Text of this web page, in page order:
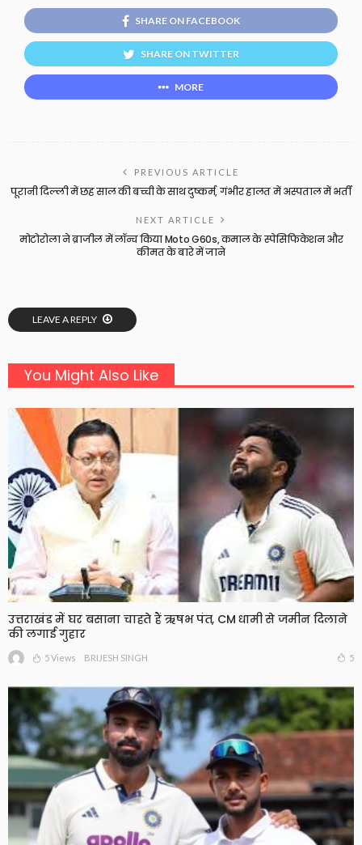
SHARE ON FACEBOOK
SHARE ON TWITTER
MORE
PREVIOUS ARTICLE
पूरानी दिल्ली में छह साल की बच्ची के साथ दुष्कर्म, गंभीर हालत में अस्पताल में भर्ती
NEXT ARTICLE
मोटोरोला ने ब्राजील में लॉन्च किया Moto G60s, कमाल के स्पेसिफिकेशन और
कीमत के बारे में जाने
LEAVE A REPLY
You Might Also Like
उत्तराखंड में घर बसाना चाहते हैं ऋषभ पंत, CM धामी से जमीन दिलाने
की लगाई गुहार
5 Views BRIJESH SINGH 5